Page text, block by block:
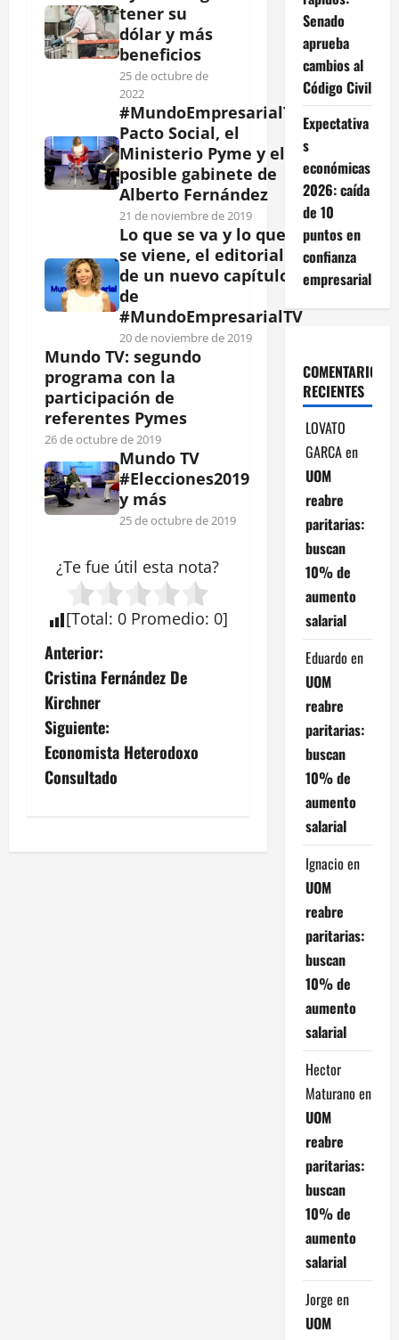
tener su
dólar y más
beneficios
25 de octubre de
2022
#MundoEmpresarialTV
Pacto Social, el
Ministerio Pyme y el
posible gabinete de
Alberto Fernández
21 de noviembre de 2019
Lo que se va y lo que
se viene, el editorial
de un nuevo capítulo
de
#MundoEmpresarialTV
20 de noviembre de 2019
Mundo TV: segundo
programa con la
participación de
referentes Pymes
26 de octubre de 2019
Mundo TV
#Elecciones2019
y más
25 de octubre de 2019
¿Te fue útil esta nota?
[Total: 0 Promedio: 0]
N
a
v
e
a
Anterior:
Cristina Fernández De
Kirchner
Siguiente:
Economista Heterodoxo
Consultado
Senado
aprueba
cambios al
Código Civil
Expectativa
s
económicas
2026: caída
de 10
puntos en
confianza
empresarial
COMENTARIOS
RECIENTES
LOVATO
GARCAen
UOM
reabre
paritarias:
buscan
10% de
aumento
salarial
Eduardo en
UOM
reabre
paritarias:
buscan
10% de
aumento
salarial
Ignacio en
UOM
reabre
paritarias:
buscan
10% de
aumento
salarial
Hector
Maturano en
UOM
reabre
paritarias:
buscan
10% de
aumento
salarial
Jorge en
UOM